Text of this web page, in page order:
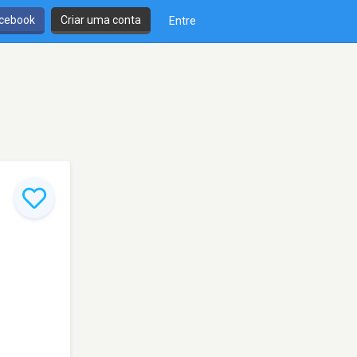
Criar uma conta Entre